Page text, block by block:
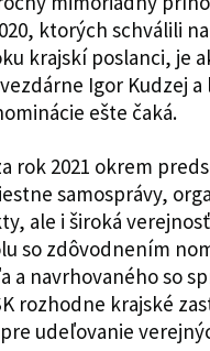
ktorých schválili
krajskí poslanci, je
Igor Kudzej
ešte čaká.
rok 2021 okrem
samosprávy,
ale i široká
so zdôvodnením
a navrhovaného so
rozhodne krajské
udeľovanie